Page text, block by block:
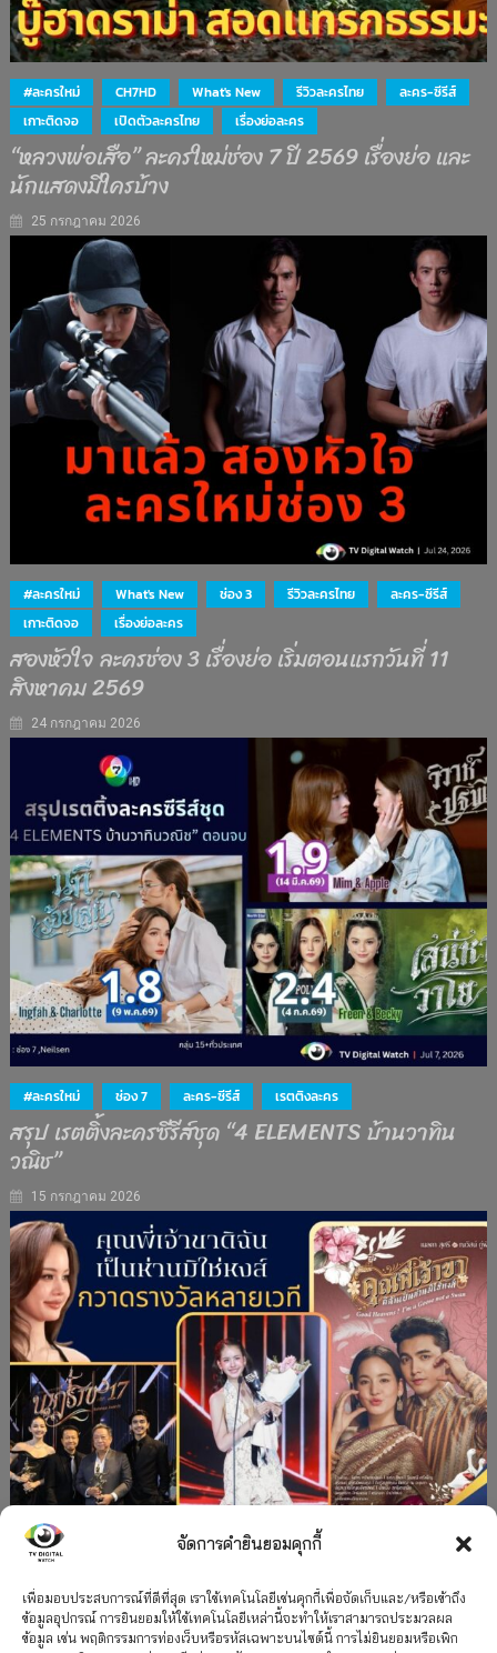
จัดการคำยินยอมคุกกี้
เพื่อมอบประสบการณ์ที่ดีที่สุด เราใช้เทคโนโลยีเช่นคุกกี้เพื่อจัดเก็บและ/หรือเข้าถึง
ข้อมูลอุปกรณ์ การยินยอมให้ใช้เทคโนโลยีเหล่านี้จะทำให้เราสามารถประมวลผล
ข้อมูล เช่น พฤติกรรมการท่องเว็บหรือรหัสเฉพาะบนไซต์นี้ การไม่ยินยอมหรือเพิก
#ละครใหม่ CH7HD What's New รีวิวละครไทย
ละคร-ซีรีส์
เกาะติดจอ
เปิดตัวละครไทย เรื่องย่อละคร
“หลวงพ่อเสือ” ละครใหม่ช่อง 7 ปี 2569 เรื่องย่อ และ
นักแสดงมีใครบ้าง
25 กรกฎาคม 2026
#ละครใหม่ What's New ช่อง 3 รีวิวละครไทย
ละคร-ซีรีส์
เกาะติดจอ
เรื่องย่อละคร
สองหัวใจ ละครช่อง 3 เรื่องย่อ เริ่มตอนแรกวันที่ 11
สิงหาคม 2569
24 กรกฎาคม 2026
#ละครใหม่ ช่อง 7 ละคร-ซีรีส์ เรตติงละคร
สรุป เรตติ้งละครซีรีส์ชุด “4 ELEMENTS บ้านวาทิน
วณิช”
15 กรกฎาคม 2026
”คุณพี่เจ้าขาดิฉันเป็นห่านมิใช่หงส์” กวาดรางวัล
เพียบ จาก 8 เวที